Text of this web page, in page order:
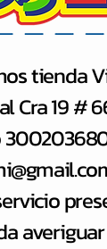
tienda
Cra 19 #